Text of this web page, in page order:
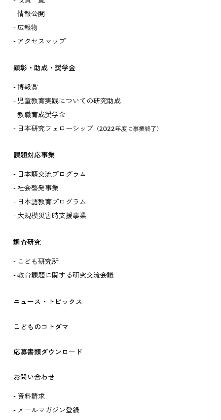
情報公開
広報物
アクセスマップ
顕彰・助成・奨学金
博報賞
児童教育実践についての研究助成
教職育成奨学金
日本研究フェローシップ（2022年度に事業終了）
課題対応事業
日本語交流プログラム
社会啓発事業
日本語教育プログラム
大規模災害時支援事業
調査研究
こども研究所
教育課題に関する研究交流会議
ニュース・トピックス
こどものコトダマ
応募書類ダウンロード
お問い合わせ
資料請求
メールマガジン登録